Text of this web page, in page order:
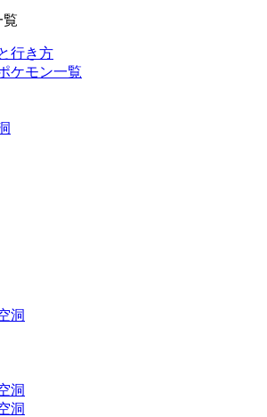
覧
行き方
ケモン一覧
洞
洞
洞